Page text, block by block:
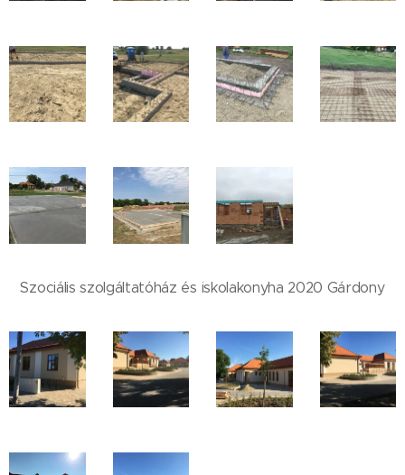
Szociális szolgáltatóház és iskolakonyha 2020 Gárdony